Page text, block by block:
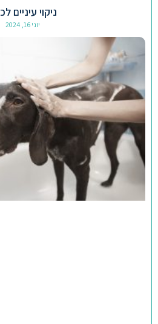
ניקוי עיניים לכלב